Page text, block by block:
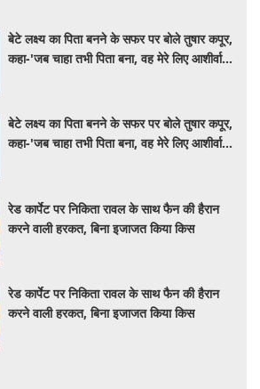
बेटे लक्ष्य का पिता बनने के सफर पर बोले तुषार कपूर,
कहा-'जब चाहा तभी पिता बना, वह मेरे लिए आशीर्वाद
बेटे लक्ष्य का पिता बनने के सफर पर बोले तुषार कपूर,
कहा-'जब चाहा तभी पिता बना, वह मेरे लिए आशीर्वाद
रेड कार्पेट पर निकिता रावल के साथ फैन की हैरान
करने वाली हरकत, बिना इजाजत किया किस
रेड कार्पेट पर निकिता रावल के साथ फैन की हैरान
करने वाली हरकत, बिना इजाजत किया किस